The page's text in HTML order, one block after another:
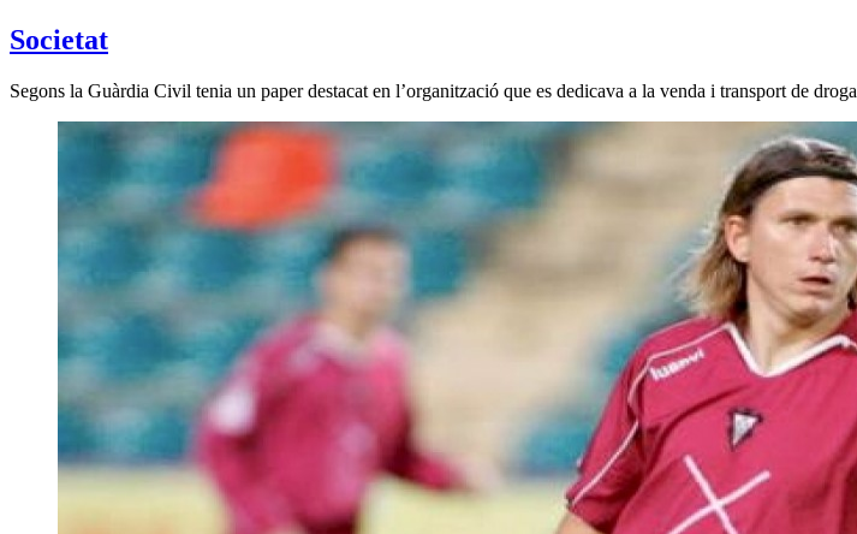
Societat
Segons la Guàrdia Civil tenia un paper destacat en l’organització que es dedicava a la venda i transport de droga